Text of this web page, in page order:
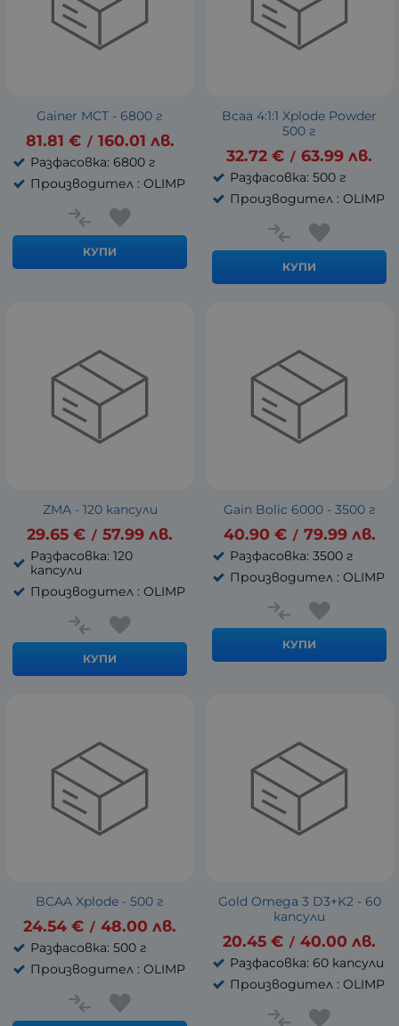
Gainer MCT - 6800 г
81.81 € / 160.01 лв.
Разфасовка: 6800 г
Производител : OLIMP
КУПИ
Bcaa 4:1:1 Xplode Powder
500 г
32.72 € / 63.99 лв.
Разфасовка: 500 г
Производител : OLIMP
КУПИ
ZMA - 120 капсули
29.65 € / 57.99 лв.
Разфасовка: 120
капсули
Производител : OLIMP
КУПИ
Gain Bolic 6000 - 3500 г
40.90 € / 79.99 лв.
Разфасовка: 3500 г
Производител : OLIMP
КУПИ
BCAA Xplode - 500 г
24.54 € / 48.00 лв.
Разфасовка: 500 г
Производител : OLIMP
Gold Omega 3 D3+K2 - 60
капсули
20.45 € / 40.00 лв.
Разфасовка: 60 капсули
Производител : OLIMP